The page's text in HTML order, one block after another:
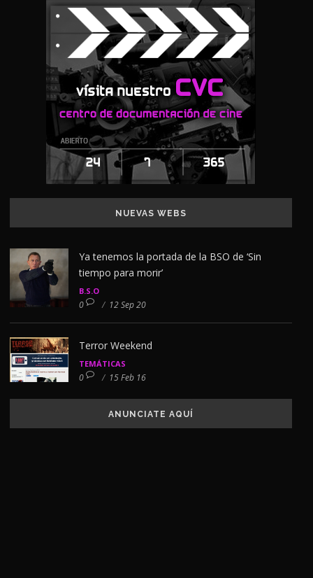
NUEVAS WEBS
Ya tenemos la portada de la BSO de ‘Sin
tiempo para morir’
B.S.O
0 / 12 Sep 20
Terror Weekend
TEMÁTICAS
0 / 15 Feb 16
ANUNCIATE AQUÍ